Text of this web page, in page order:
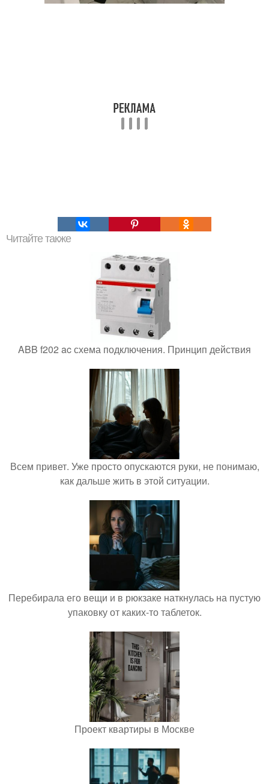
Читайте также
ABB f202 ac схема подключения. Принцип действия
Всем привет. Уже просто опускаются руки, не понимаю,
как дальше жить в этой ситуации.
Перебирала его вещи и в рюкзаке наткнулась на пустую
упаковку от каких-то таблеток.
Проект квартиры в Москве